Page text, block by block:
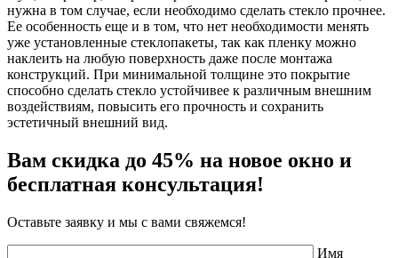
нужна в том случае, если необходимо сделать стекло прочнее.
Ее особенность еще и в том, что нет необходимости менять
уже установленные стеклопакеты, так как пленку можно
наклеить на любую поверхность даже после монтажа
конструкций. При минимальной толщине это покрытие
способно сделать стекло устойчивее к различным внешним
воздействиям, повысить его прочность и сохранить
эстетичный внешний вид.
Вам скидка до 45% на новое окно и
бесплатная консультация!
Оставьте заявку и мы с вами свяжемся!
Имя